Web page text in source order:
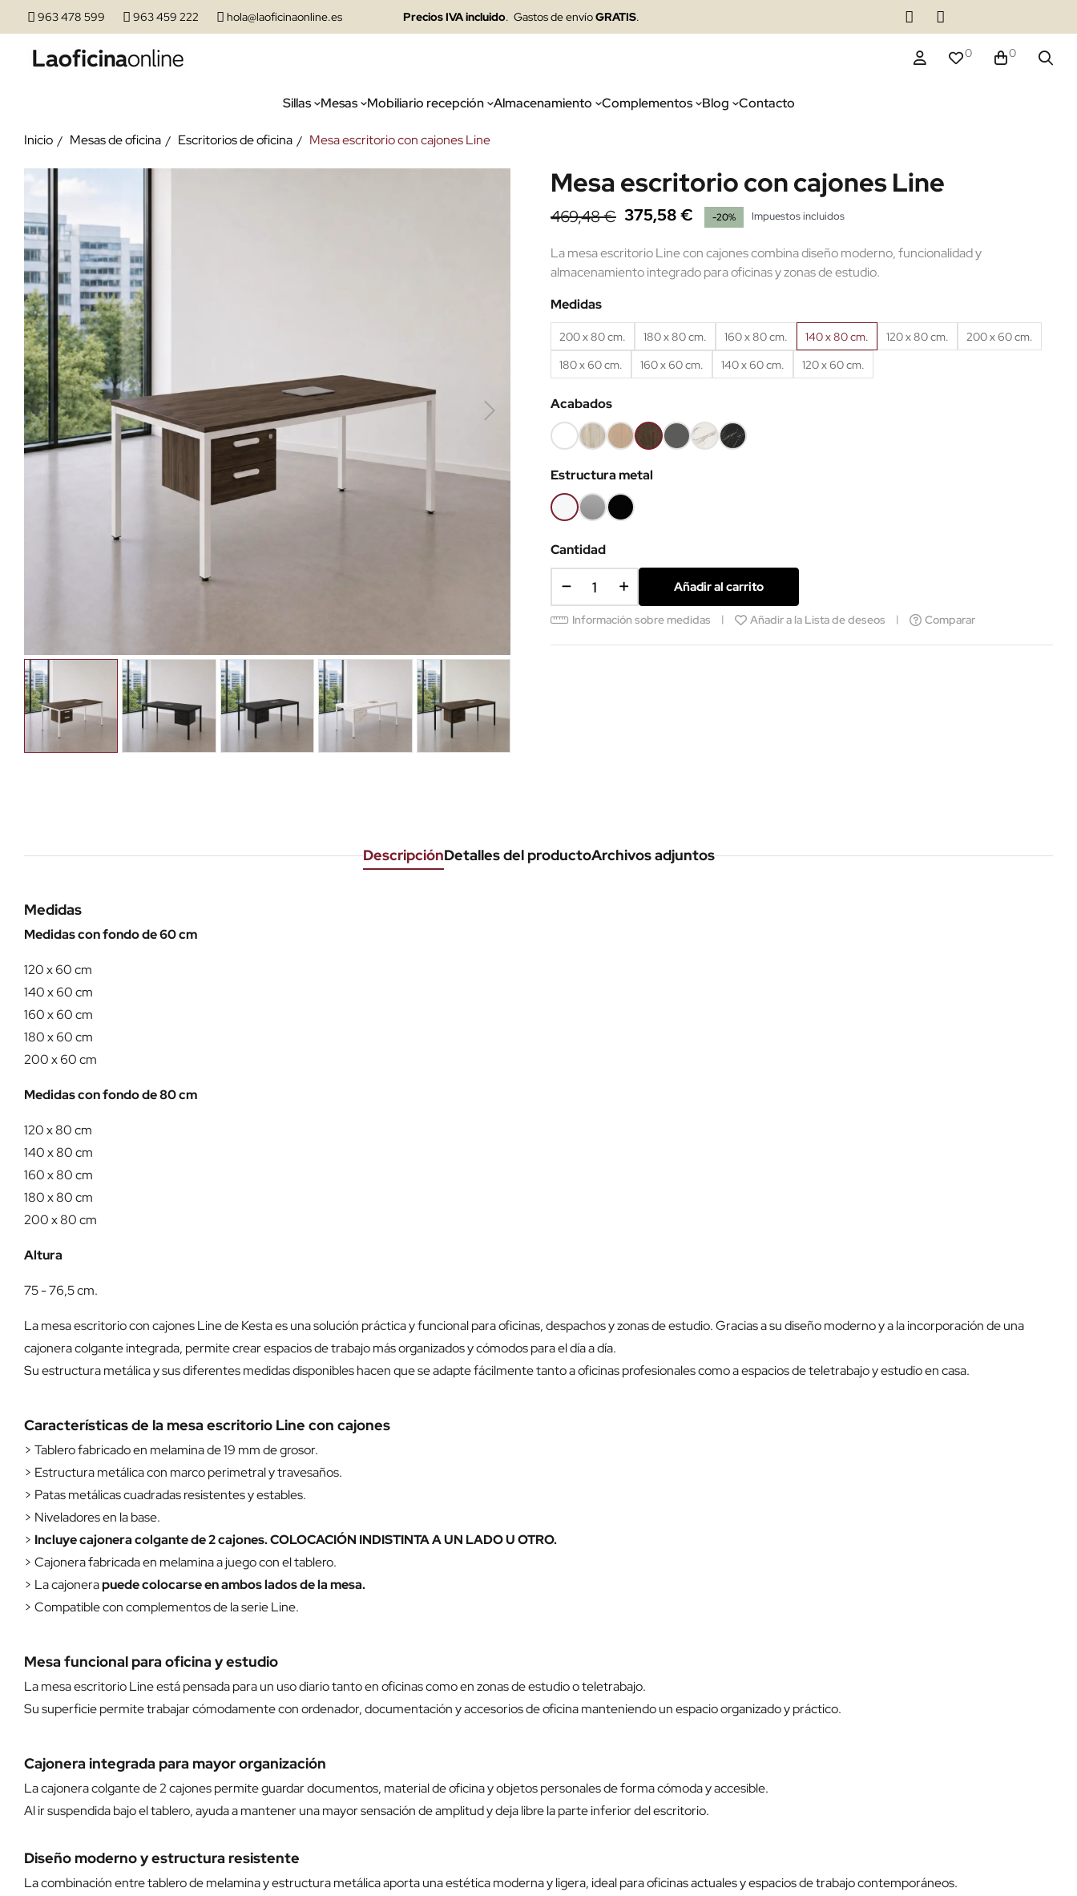
963 478 599 963 459 222 hola@laoficinaonline.es Precios IVA incluido. Gastos de envíoGRATIS.
0 0
Sillas Mesas Mobiliario recepción Almacenamiento Complementos Blog Contacto
Inicio Mesas de oficina Escritorios de oficina Mesa escritorio con cajones Line
Mesa escritorio con cajones Line
469,48 € 375,58 € -20% Impuestos incluidos
La mesa escritorio Line con cajones combina diseño moderno, funcionalidad y
almacenamiento integrado para oficinas y zonas de estudio.
Medidas
200 x 80 cm. 180 x 80 cm. 160 x 80 cm. 140 x 80 cm. 120 x 80 cm.
200 x 60 cm.
180 x 60 cm.
160 x 60 cm. 140 x 60 cm. 120 x 60 cm.
Acabados
Blanco
68
Haya
52
Roble
60
Castaño
53
Gris
grafito
Mármol
blanco
Mármol
negro
Estructura metal
BlancoGris
aluminio
Negro
Cantidad
Añadir al carrito
Información sobre medidas Añadir a la Lista de deseos Comparar
DescripciónDetalles del productoArchivos adjuntos
Medidas
Medidas con fondo de 60 cm
120 x 60 cm
140 x 60 cm
160 x 60 cm
180 x 60 cm
200 x 60 cm
Medidas con fondo de 80 cm
120 x 80 cm
140 x 80 cm
160 x 80 cm
180 x 80 cm
200 x 80 cm
Altura
75 - 76,5 cm.
La mesa escritorio con cajones Line de Kesta es una solución práctica y funcional para oficinas, despachos y zonas de estudio. Gracias a su diseño moderno y a la incorporación de una
cajonera colgante integrada, permite crear espacios de trabajo más organizados y cómodos para el día a día.
Su estructura metálica y sus diferentes medidas disponibles hacen que se adapte fácilmente tanto a oficinas profesionales como a espacios de teletrabajo y estudio en casa.
Características de la mesa escritorio Line con cajones
> Tablero fabricado en melamina de 19 mm de grosor.
> Estructura metálica con marco perimetral y travesaños.
> Patas metálicas cuadradas resistentes y estables.
> Niveladores en la base.
> Incluye cajonera colgante de 2 cajones. COLOCACIÓN INDISTINTA A UN LADO U OTRO.
> Cajonera fabricada en melamina a juego con el tablero.
> La cajonerapuede colocarse en ambos lados de la mesa.
> Compatible con complementos de la serie Line.
Mesa funcional para oficina y estudio
La mesa escritorio Line está pensada para un uso diario tanto en oficinas como en zonas de estudio o teletrabajo.
Su superficie permite trabajar cómodamente con ordenador, documentación y accesorios de oficina manteniendo un espacio organizado y práctico.
Cajonera integrada para mayor organización
La cajonera colgante de 2 cajones permite guardar documentos, material de oficina y objetos personales de forma cómoda y accesible.
Al ir suspendida bajo el tablero, ayuda a mantener una mayor sensación de amplitud y deja libre la parte inferior del escritorio.
Diseño moderno y estructura resistente
La combinación entre tablero de melamina y estructura metálica aporta una estética moderna y ligera, ideal para oficinas actuales y espacios de trabajo contemporáneos.